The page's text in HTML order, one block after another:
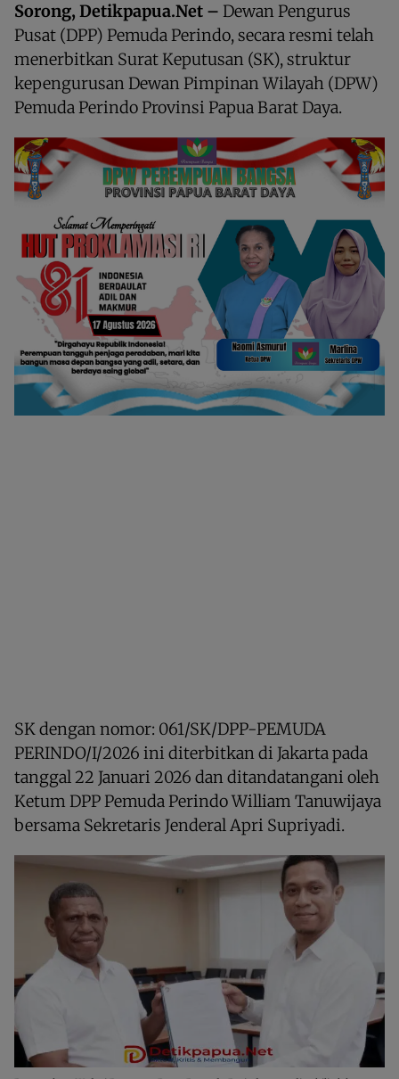
Sorong, Detikpapua.Net – Dewan Pengurus
Pusat (DPP) Pemuda Perindo, secara resmi telah
menerbitkan Surat Keputusan (SK), struktur
kepengurusan Dewan Pimpinan Wilayah (DPW)
Pemuda Perindo Provinsi Papua Barat Daya.
SK dengan nomor: 061/SK/DPP-PEMUDA
PERINDO/I/2026 ini diterbitkan di Jakarta pada
tanggal 22 Januari 2026 dan ditandatangani oleh
Ketum DPP Pemuda Perindo William Tanuwijaya
bersama Sekretaris Jenderal Apri Supriyadi.